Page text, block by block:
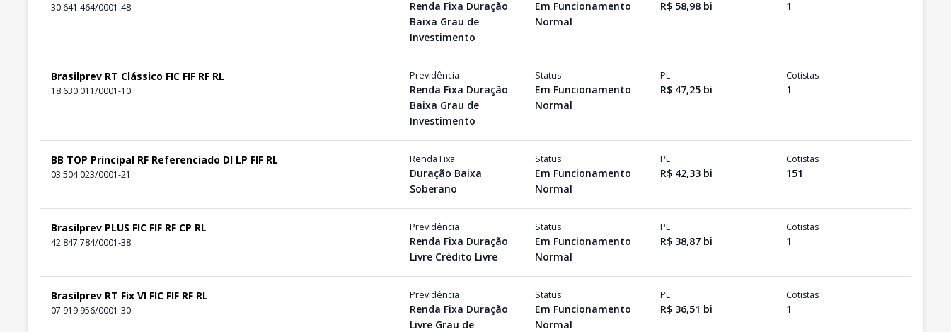
30.641.464/0001-48
Renda Fixa Duração
Baixa Grau de
Investimento
Em Funcionamento
Normal
R$ 58,98 bi 1
Brasilprev RT Clássico FIC FIF RF RL
18.630.011/0001-10
Previdência
Renda Fixa Duração
Baixa Grau de
Investimento
Status
Em Funcionamento
Normal
PL
R$ 47,25 bi
Cotistas
1
BB TOP Principal RF Referenciado DI LP FIF RL
03.504.023/0001-21
Renda Fixa
Duração Baixa
Soberano
Status
Em Funcionamento
Normal
PL
R$ 42,33 bi
Cotistas
151
Brasilprev PLUS FIC FIF RF CP RL
42.847.784/0001-38
Previdência
Renda Fixa Duração
Livre Crédito Livre
Status
Em Funcionamento
Normal
PL
R$ 38,87 bi
Cotistas
1
Brasilprev RT Fix VI FIC FIF RF RL
07.919.956/0001-30
Previdência
Renda Fixa Duração
Livre Grau de
Status
Em Funcionamento
Normal
PL
R$ 36,51 bi
Cotistas
1